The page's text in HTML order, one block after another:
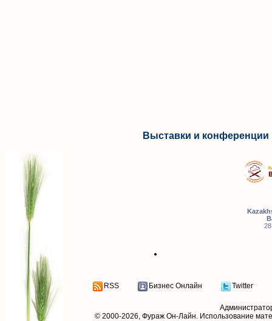
Выставки и конференции
RSS Бизнес Онлайн Twitter
© 2000-2026, Фураж Он-Лайн. Использование